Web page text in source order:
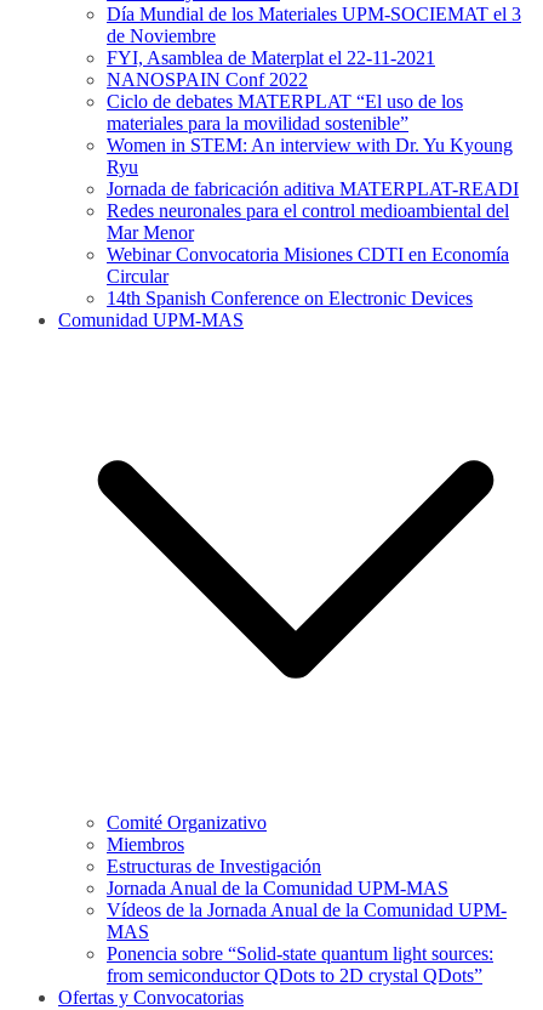
Día Mundial de los Materiales UPM-SOCIEMAT el 3
de Noviembre
FYI, Asamblea de Materplat el 22-11-2021
NANOSPAIN Conf 2022
Ciclo de debates MATERPLAT “El uso de los
materiales para la movilidad sostenible”
Women in STEM: An interview with Dr. Yu Kyoung
Ryu
Jornada de fabricación aditiva MATERPLAT-READI
Redes neuronales para el control medioambiental del
Mar Menor
Webinar Convocatoria Misiones CDTI en Economía
Circular
14th Spanish Conference on Electronic Devices
Comunidad UPM-MAS
Comité Organizativo
Miembros
Estructuras de Investigación
Jornada Anual de la Comunidad UPM-MAS
Vídeos de la Jornada Anual de la Comunidad UPM-
MAS
Ponencia sobre “Solid-state quantum light sources:
from semiconductor QDots to 2D crystal QDots”
Ofertas y Convocatorias